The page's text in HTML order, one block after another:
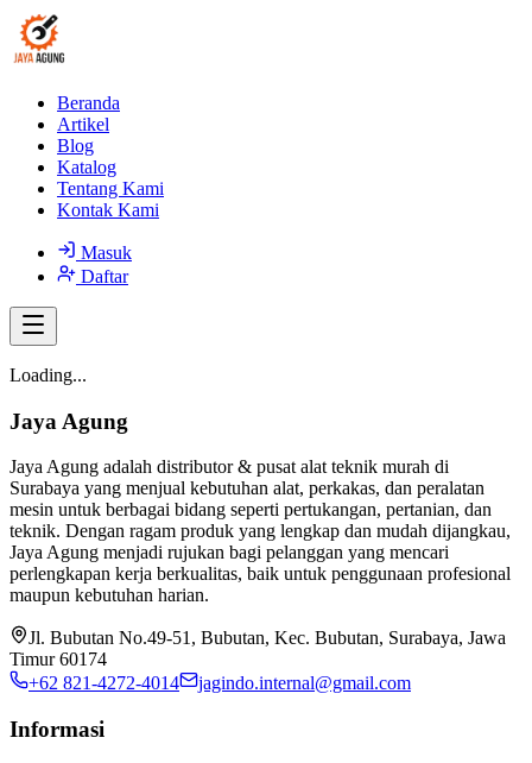
Beranda
Artikel
Blog
Katalog
Tentang Kami
Kontak Kami
Masuk
Daftar
Loading...
Jaya Agung
Jaya Agung adalah distributor & pusat alat teknik murah di
Surabaya yang menjual kebutuhan alat, perkakas, dan peralatan
mesin untuk berbagai bidang seperti pertukangan, pertanian, dan
teknik. Dengan ragam produk yang lengkap dan mudah dijangkau,
Jaya Agung menjadi rujukan bagi pelanggan yang mencari
perlengkapan kerja berkualitas, baik untuk penggunaan profesional
maupun kebutuhan harian.
Jl. Bubutan No.49-51, Bubutan, Kec. Bubutan, Surabaya, Jawa
Timur 60174
+62 821-4272-4014
jagindo.internal@gmail.com
Informasi